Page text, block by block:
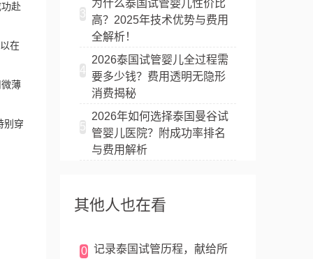
3
为什么泰国试管婴儿性价比
高？2025年技术优势与费用
全解析！
4
2026泰国试管婴儿全过程需
要多少钱？费用透明无隐形
消费揭秘
5
2026年如何选择泰国曼谷试
管婴儿医院？附成功率排名
与费用解析
其他人也在看
0 记录泰国试管历程，献给所
赴
在
薄
别穿